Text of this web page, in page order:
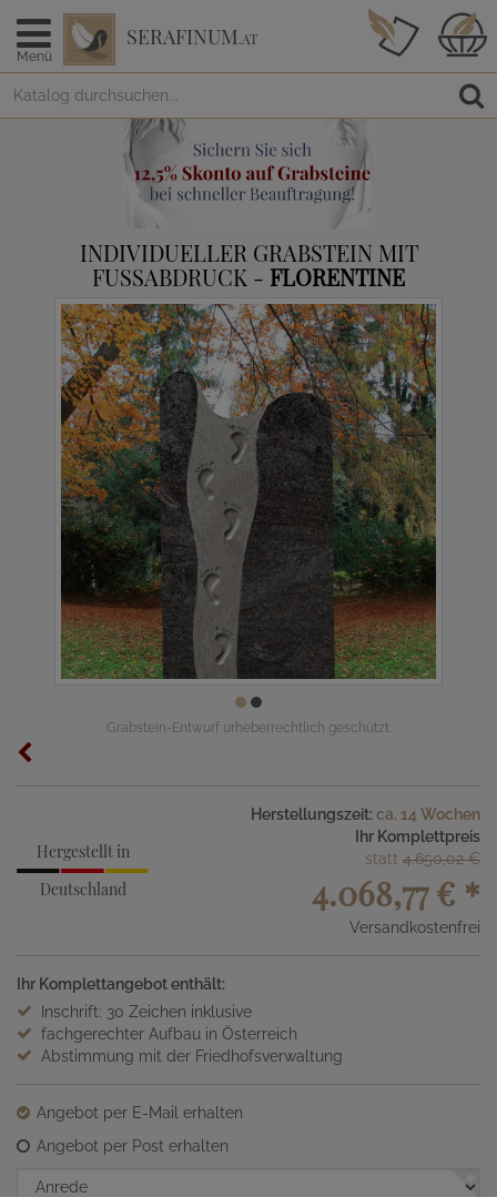
Menü
SERAFINUM.AT
INDIVIDUELLER GRABSTEIN MIT
FUSSABDRUCK - FLORENTINE
Grabstein-Entwurf urheberrechtlich geschützt.
Hergestellt in
Deutschland
Herstellungszeit: ca. 14 Wochen
Ihr Komplettpreis
statt 4.650,02 €
4.068,77 € *
Versandkostenfrei
Ihr Komplettangebot enthält:
Inschrift: 30 Zeichen inklusive
fachgerechter Aufbau in Österreich
Abstimmung mit der Friedhofsverwaltung
Angebot per E-Mail erhalten
Angebot per Post erhalten
Anrede